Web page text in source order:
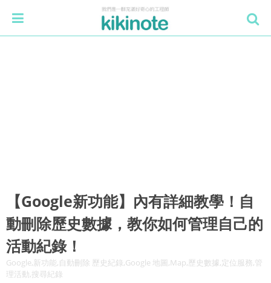
【Google新功能】內有詳細教學！自
動刪除歷史數據，教你如何管理自己的
活動紀錄！
Google,新功能,自動刪除 歷史紀錄,Google 地圖,Map,歷史數據,定位服務,管
理活動,搜尋紀錄